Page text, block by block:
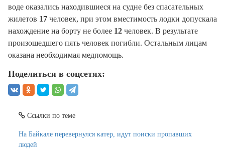
воде оказались находившиеся на судне без спасательных
жилетов 17 человек, при этом вместимость лодки допускала
нахождение на борту не более 12 человек. В результате
произошедшего пять человек погибли. Остальным лицам
оказана необходимая медпомощь.
Поделиться в соцсетях:
Ссылки по теме
На Байкале перевернулся катер, идут поиски пропавших
людей